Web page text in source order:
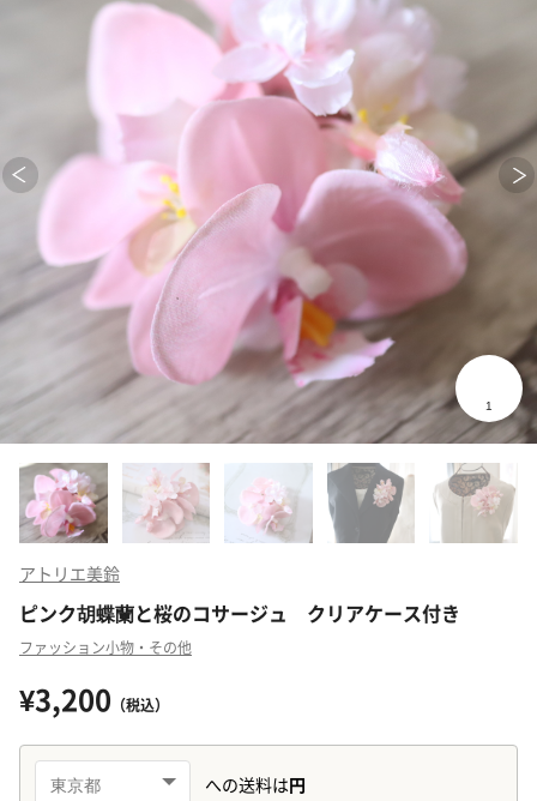
アトリエ美鈴
ピンク胡蝶蘭と桜のコサージュ クリアケース付き
ファッション小物・その他
¥3,200 （税込）